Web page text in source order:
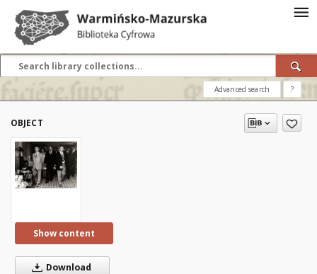
Advanced search ?
OBJECT
Show content
Download